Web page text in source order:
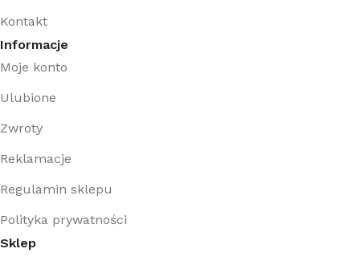
Kontakt
Informacje
Moje konto
Ulubione
Zwroty
Reklamacje
Regulamin sklepu
Polityka prywatności
Sklep